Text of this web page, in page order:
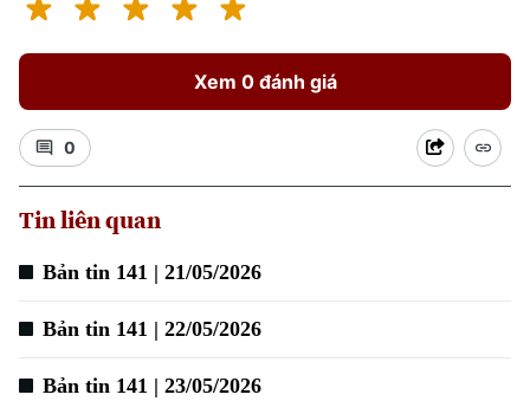
Xem 0 đánh giá
0
Tin liên quan
Bản tin 141 | 21/05/2026
Bản tin 141 | 22/05/2026
Bản tin 141 | 23/05/2026